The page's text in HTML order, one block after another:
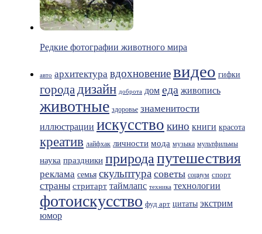
Редкие фотографии животного мира
авто архитектура вдохновениевидео гифки
городадизайн доброта дом еда живопись
животные здоровье знаменитости
иллюстрации искусство кино книги красота
креатив лайфхак личности мода музыка мультфильмы
наука праздники природапутешествия
реклама семья скульптура советы социум спорт
страны стритарт таймлапс техника технологии
фотоискусство фуд арт цитаты экстрим
юмор